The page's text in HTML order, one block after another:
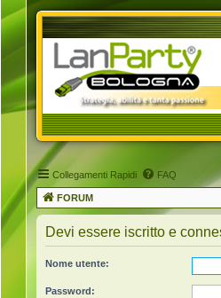
Collegamenti Rapidi FAQ
FORUM
Devi essere iscritto e
Nome utente:
Password: